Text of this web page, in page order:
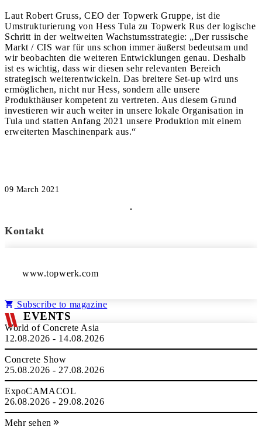
Laut Robert Gruss, CEO der Topwerk Gruppe, ist die
Umstrukturierung von Hess Tula zu Topwerk Rus der logische
Schritt in der weltweiten Wachstumsstrategie: „Der russische
Markt / CIS war für uns schon immer äußerst bedeutsam und
wir beobachten die weiteren Entwicklungen genau. Deshalb
ist es wichtig, dass wir diesen sehr relevanten Bereich
strategisch weiterentwickeln. Das breitere Set-up wird uns
ermöglichen, nicht nur Hess, sondern alle unsere
Produkthäuser kompetent zu vertreten. Aus diesem Grund
investieren wir auch weiter in unsere lokale Organisation in
Tula und statten Anfang 2021 unsere Produktion mit einem
erweiterten Maschinenpark aus.“
09 March 2021
Kontakt
www.topwerk.com
Subscribe to magazine
EVENTS
World of Concrete Asia
12.08.2026 - 14.08.2026
Concrete Show
25.08.2026 - 27.08.2026
ExpoCAMACOL
26.08.2026 - 29.08.2026
Mehr sehen